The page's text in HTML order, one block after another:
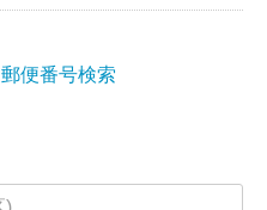
郵便番号検索